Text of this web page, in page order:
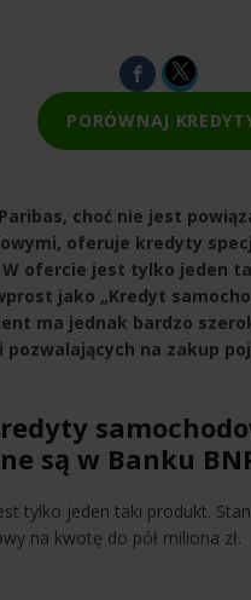
PORÓWNAJ
choć nie jest
oferuje kredyty
W ofercie jest tylko jeden
jako „Kredyt
ma jednak bardzo
pozwalających na zakup
są w Banku
tylko jeden taki produkt.
na kwotę do pół miliona zł.